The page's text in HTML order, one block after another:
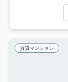
賃貸マンション